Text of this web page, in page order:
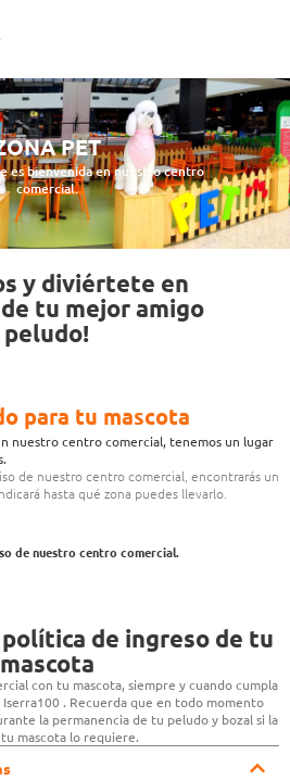
PET
es bienvenida en nuestro centro
comercial.
y diviértete en
tu mejor amigo
peludo!
para tu mascota
nuestro centro comercial, tenemos un lugar
de nuestro centro comercial, encontrarás un
hasta qué zona puedes llevarlo.
de nuestro centro comercial.
de ingreso de tu
mascota
con tu mascota, siempre y cuando cumpla
. Recuerda que en todo momento
la permanencia de tu peludo y bozal si la
mascota lo requiere.